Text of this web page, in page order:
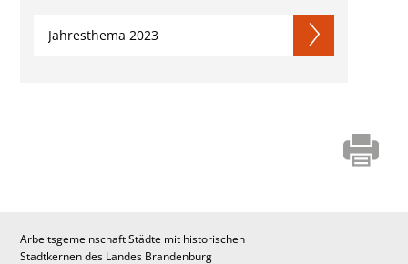
Jahresthema 2023
Arbeitsgemeinschaft Städte mit historischen
Stadtkernen des Landes Brandenburg